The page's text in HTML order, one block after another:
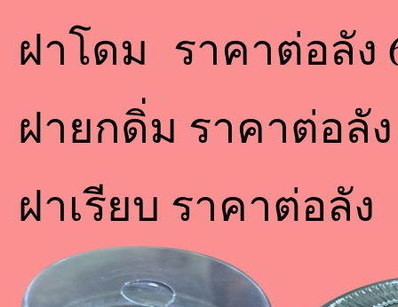
ฝาโดม ราคาต่อลัง
ฝายกดิ่ม ราคาต่อลั
ฝาเรียบ ราคาต่อลั